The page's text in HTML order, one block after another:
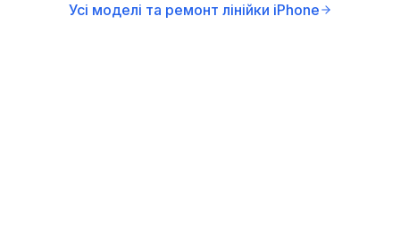
Усі моделі та ремонт лінійки iPhone